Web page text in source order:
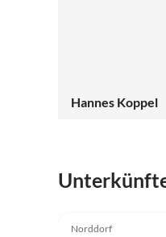
Hannes Koppel
Norddorf